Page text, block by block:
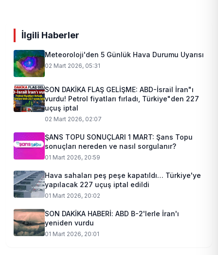
İlgili Haberler
Meteoroloji'den 5 Günlük Hava Durumu Uyarısı
02 Mart 2026, 05:31
SON DAKİKA FLAŞ GELİŞME: ABD-İsrail İran"ı
vurdu! Petrol fiyatları fırladı, Türkiye"den 227
uçuş iptal
02 Mart 2026, 02:07
ŞANS TOPU SONUÇLARI 1 MART: Şans Topu
sonuçları nereden ve nasıl sorgulanır?
01 Mart 2026, 20:59
Hava sahaları peş peşe kapatıldı… Türkiye'ye
yapılacak 227 uçuş iptal edildi
01 Mart 2026, 20:02
SON DAKİKA HABERİ: ABD B-2'lerle İran'ı
yeniden vurdu
01 Mart 2026, 20:01